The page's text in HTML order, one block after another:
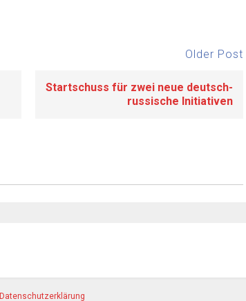
Older Post
Startschuss für zwei neue deutsch-
russische Initiativen
Datenschutzerklärung